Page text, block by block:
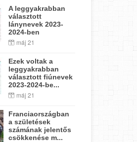
A leggyakrabban
választott
lánynevek 2023-
2024-ben
máj 21
Ezek voltak a
leggyakrabban
választott fiúnevek
2023-2024-be...
máj 21
Franciaországban
a születések
számának jelentős
csökkenése m...